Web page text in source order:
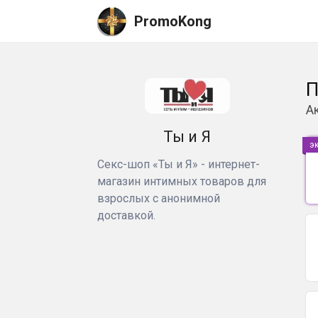
PromoKong
Ты и Я
Секс-шоп «Ты и Я» - интернет-
магазин интимных товаров для
взрослых с анонимной
доставкой.